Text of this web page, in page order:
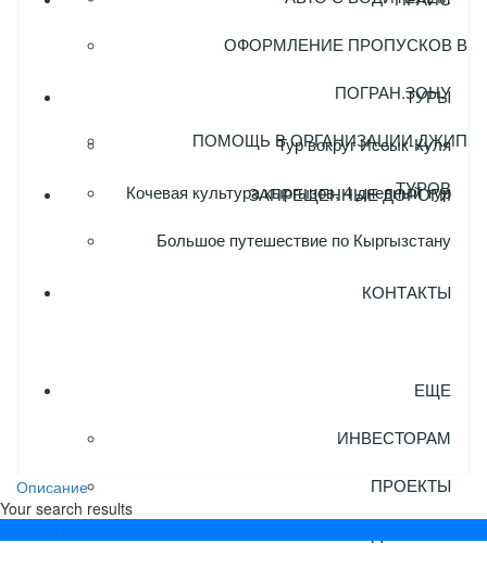
ОФОРМЛЕНИЕ ПРОПУСКОВ В
ПОГРАН.ЗОНУ
ПОМОЩЬ В ОРГАНИЗАЦИИ ДЖИП
ТУРОВ
ТУРЫ
Тур вокруг Иссык-Куля
Кочевая культура кыргызов, 4 дневный тур
Большое путешествие по Кыргызстану
ЗАПРЕЩЕННЫЕ ДОРОГИ
КОНТАКТЫ
ЕЩЕ
ИНВЕСТОРАМ
ПРОЕКТЫ
Описание
Your search results